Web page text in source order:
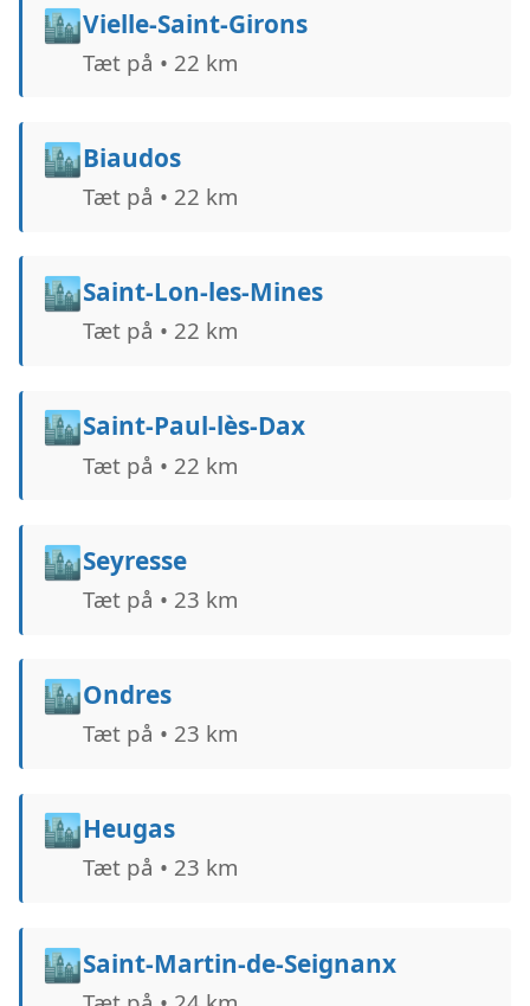
🏙️Vielle-Saint-Girons
Tæt på • 22 km
🏙️Biaudos
Tæt på • 22 km
🏙️Saint-Lon-les-Mines
Tæt på • 22 km
🏙️Saint-Paul-lès-Dax
Tæt på • 22 km
🏙️Seyresse
Tæt på • 23 km
🏙️Ondres
Tæt på • 23 km
🏙️Heugas
Tæt på • 23 km
🏙️Saint-Martin-de-Seignanx